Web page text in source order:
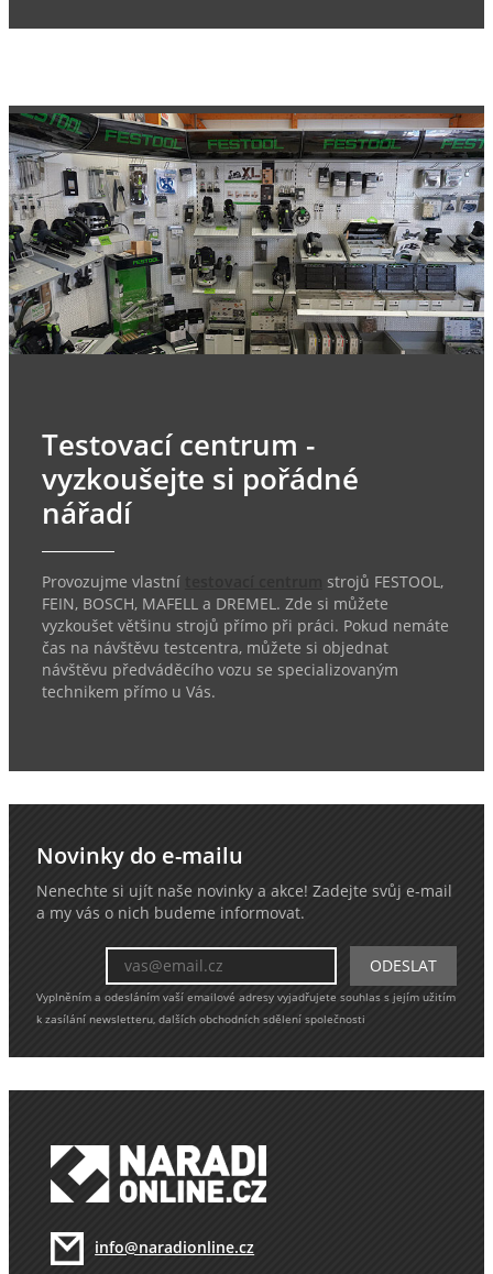
Testovací centrum -
vyzkoušejte si pořádné
nářadí
Provozujme vlastní
strojů FESTOOL,
FEIN, BOSCH, MAFELL a DREMEL. Zde si můžete
vyzkoušet většinu strojů přímo při práci. Pokud nemáte
čas na návštěvu testcentra, můžete si objednat
návštěvu předváděcího vozu se specializovaným
technikem přímo u Vás.
Novinky do e-mailu
Nenechte si ujít naše novinky a akce! Zadejte svůj e-mail
a my vás o nich budeme informovat.
Vyplněním a odesláním vaší emailové adresy vyjadřujete souhlas s jejím užitím
k zasílání newsletteru, dalších obchodních sdělení společnosti
info@naradionline.cz